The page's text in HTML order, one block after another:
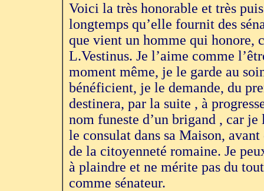
Voici la très honorable et très
longtemps qu’elle fournit des
que vient un homme qui honore,
L.Vestinus. Je l’aime comme
moment même, je le garde au
bénéficient, je le demande, du
destinera, par la suite , à
nom funeste d’un brigand , car
le consulat dans sa Maison,
de la citoyenneté romaine. Je
à plaindre et ne mérite pas du
comme sénateur.